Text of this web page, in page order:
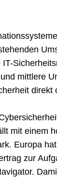
mittlere
mit einem
Europa
zur